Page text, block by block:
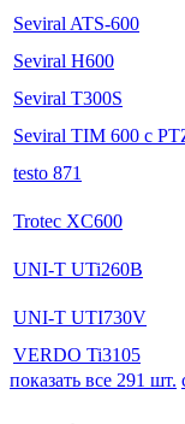
Seviral ATS-600
Seviral H600
Seviral T300S
Seviral TIM 600 с
testo 871
Trotec XC600
UNI-T UTi260B
UNI-T UTI730V
VERDO Ti3105
показать все 291 шт.